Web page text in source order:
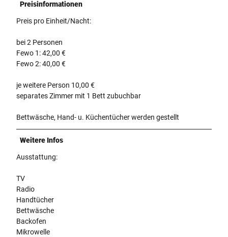
Preisinformationen
Preis pro Einheit/Nacht:
bei 2 Personen
Fewo 1: 42,00 €
Fewo 2: 40,00 €
je weitere Person 10,00 €
separates Zimmer mit 1 Bett zubuchbar
Bettwäsche, Hand- u. Küchentücher werden gestellt
Weitere Infos
Ausstattung:
TV
Radio
Handtücher
Bettwäsche
Backofen
Mikrowelle